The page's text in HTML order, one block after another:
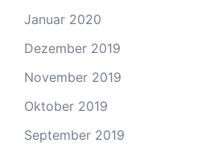
Januar 2020
Dezember 2019
November 2019
Oktober 2019
September 2019